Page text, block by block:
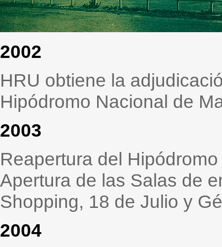
2002
HRU obtiene la
Hipódromo Nacional de
2003
Reapertura del
Apertura de las Salas de
Shopping, 18 de Julio y
2004